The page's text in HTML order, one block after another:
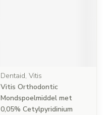
Dentaid, Vitis
Vitis Orthodontic
Mondspoelmiddel met
0,05% Cetylpyridinium